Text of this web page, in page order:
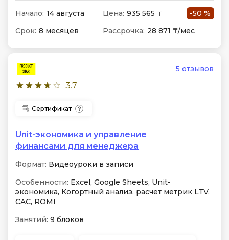
Начало: 14 августа Цена: 935 565 ₸
-50 %
Срок: 8 месяцев Рассрочка: 28 871 ₸/мес
3.7
5 отзывов
Сертификат
Unit-экономика и управление
финансами для менеджера
Формат: Видеоуроки в записи
Особенности: Excel, Google Sheets, Unit-
экономика, Когортный анализ, расчет метрик LTV,
CAC, ROMI
Занятий: 9 блоков